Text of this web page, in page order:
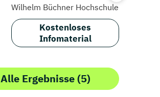
Wilhelm Büchner Hochschule
Kostenloses
Infomaterial
Alle Ergebnisse (5)